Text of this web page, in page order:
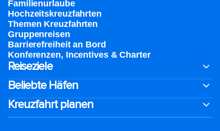
Familienurlaube​
Hochzeitskreuzfahrten
Themen Kreuzfahrten
Gruppenreisen
Barrierefreiheit an Bord​
Konferenzen, Incentives & Charter
Reiseziele
Beliebte Häfen
Kreuzfahrt planen